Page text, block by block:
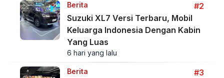
Berita
#2
Suzuki XL7 Versi Terbaru, Mobil
Keluarga Indonesia Dengan Kabin
Yang Luas
6 hari yang lalu
Berita
#3